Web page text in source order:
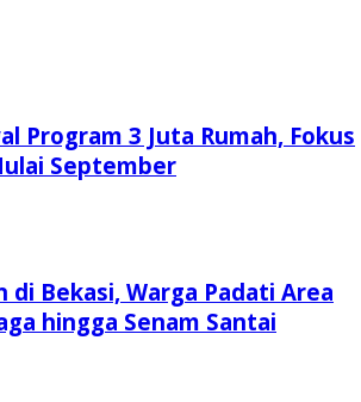
Program 3 Juta Rumah, Fokus
September
di Bekasi, Warga Padati Area
hingga Senam Santai